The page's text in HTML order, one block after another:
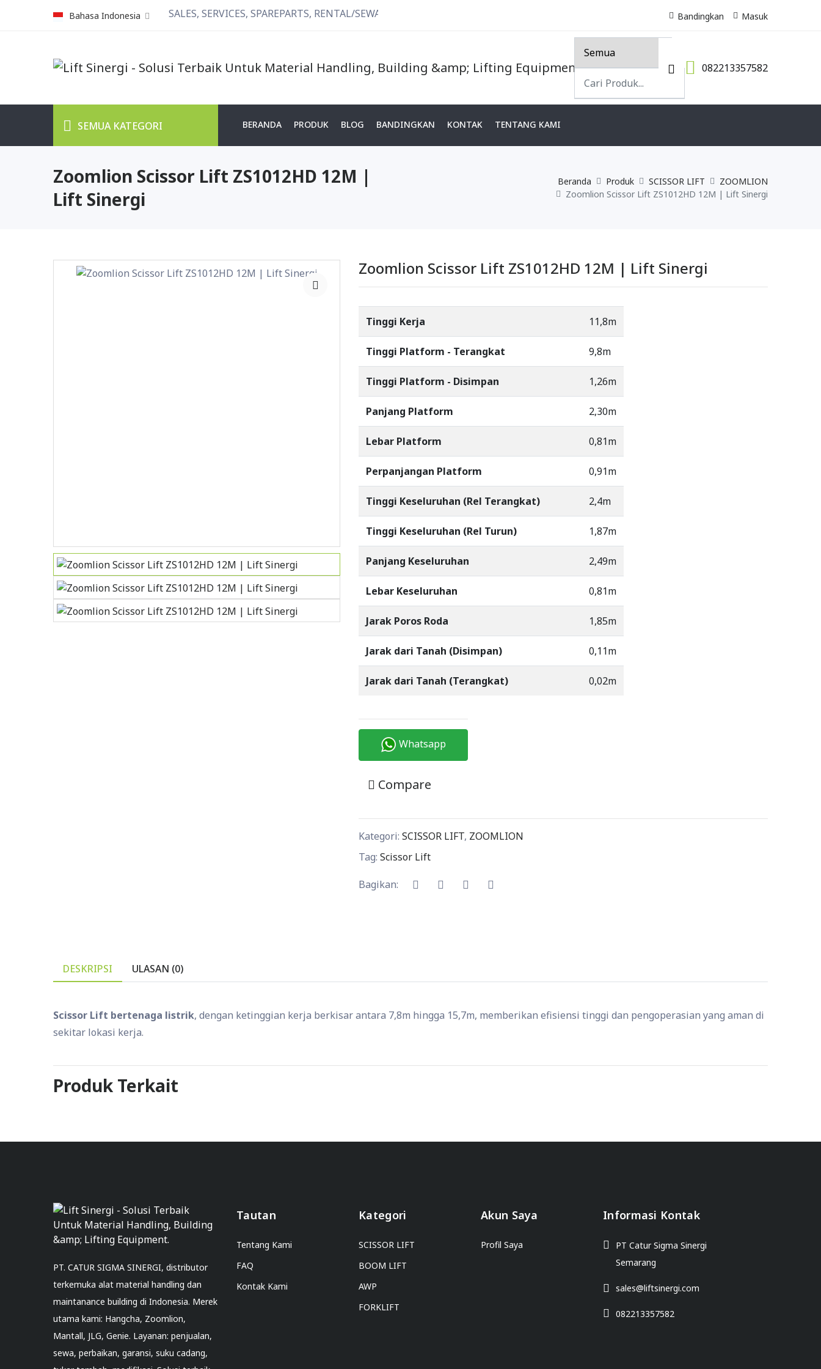
Bahasa Indonesia SALES, SERVICES, SPAREPARTS, RENTAL/SEWA. Bandingkan Masuk
082213357582
SEMUA KATEGORI BERANDA PRODUK BLOG BANDINGKAN KONTAK TENTANG KAMI
Zoomlion Scissor Lift ZS1012HD 12M |
Lift Sinergi
Beranda Produk SCISSOR LIFT
ZOOMLION
Zoomlion Scissor Lift ZS1012HD 12M | Lift Sinergi
Zoomlion Scissor Lift ZS1012HD 12M | Lift Sinergi
Tinggi Kerja 11,8m
Tinggi Platform - Terangkat 9,8m
Tinggi Platform - Disimpan 1,26m
Panjang Platform 2,30m
Lebar Platform 0,81m
Perpanjangan Platform 0,91m
Tinggi Keseluruhan (Rel Terangkat) 2,4m
Tinggi Keseluruhan (Rel Turun) 1,87m
Panjang Keseluruhan 2,49m
Lebar Keseluruhan 0,81m
Jarak Poros Roda 1,85m
Jarak dari Tanah (Disimpan) 0,11m
Jarak dari Tanah (Terangkat) 0,02m
Whatsapp
Compare
Kategori: SCISSOR LIFT, ZOOMLION
Tag: Scissor Lift
Bagikan:
DESKRIPSI ULASAN (0)
Scissor Lift bertenaga listrik, dengan ketinggian kerja berkisar antara 7,8m hingga 15,7m, memberikan efisiensi tinggi dan pengoperasian yang aman di
sekitar lokasi kerja.
Produk Terkait
PT. CATUR SIGMA SINERGI, distributor
terkemuka alat material handling dan
maintanance building di Indonesia. Merek
utama kami: Hangcha, Zoomlion,
Mantall, JLG, Genie. Layanan: penjualan,
sewa, perbaikan, garansi, suku cadang,
Tautan
Tentang Kami
FAQ
Kontak Kami
Kategori
SCISSOR LIFT
BOOM LIFT
AWP
FORKLIFT
Akun Saya
Profil Saya
Informasi Kontak
PT Catur Sigma Sinergi
Semarang
sales@liftsinergi.com
082213357582